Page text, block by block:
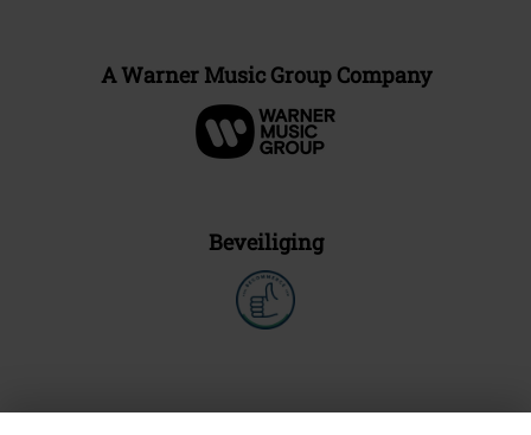
A Warner Music Group Company
Beveiliging